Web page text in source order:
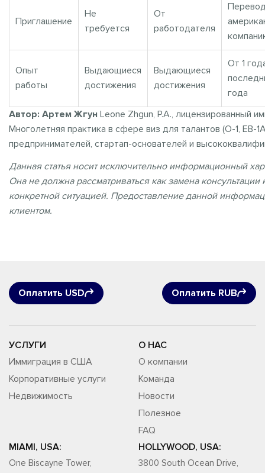
Приглашение
Не
требуется
От
работодателя
Опыт
работы
Выдающиеся
достижения
Выдающиеся
достижения
От 1
года
Автор: Артем Жгун Leone Zhgun, P.A., лицензированный
Многолетняя практика в сфере виз для талантов (O-1,
предпринимателей, стартап-основателей и
Данная статья носит исключительно информационный
Она не должна рассматриваться как замена
конкретной ситуацией. Предоставление данной
клиентом.
Оплатить USD Оплатить RUB
УСЛУГИ
Иммиграция в США
Корпоративные услуги
Недвижимость
О НАС
О компании
Команда
Новости
Полезное
FAQ
MIAMI, USA:
One Biscayne Tower,
HOLLYWOOD, USA:
3800 South Ocean Drive,